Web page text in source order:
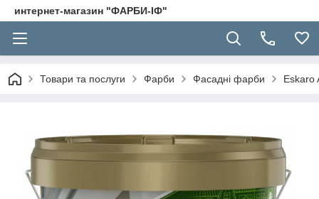
интернет-магазин "ФАРБИ-ІФ"
Товари та послуги Фарби Фасадні фарби Eskaro